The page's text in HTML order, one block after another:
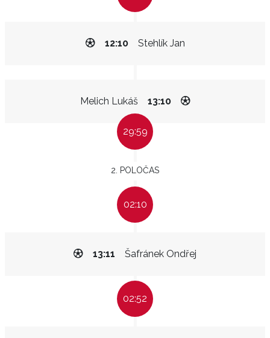
Stehlík Jan
12:10
Melich Lukáš 13:10
29:59
2. POLOČAS
02:10
Šafránek Ondřej
13:11
02:52